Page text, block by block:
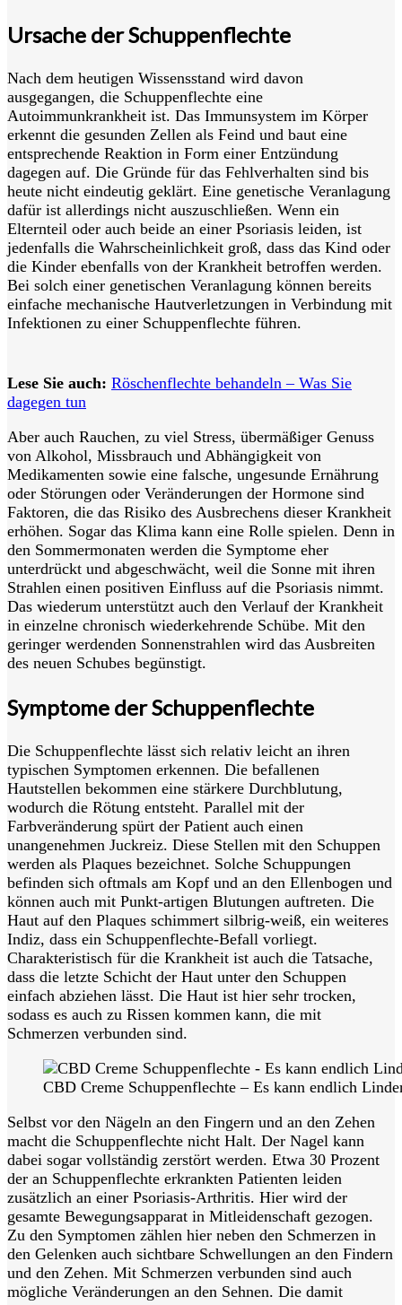
Ursache der Schuppenflechte
Nach dem heutigen Wissensstand wird davon
ausgegangen, die Schuppenflechte eine
Autoimmunkrankheit ist. Das Immunsystem im Körper
erkennt die gesunden Zellen als Feind und baut eine
entsprechende Reaktion in Form einer Entzündung
dagegen auf. Die Gründe für das Fehlverhalten sind bis
heute nicht eindeutig geklärt. Eine genetische Veranlagung
dafür ist allerdings nicht auszuschließen. Wenn ein
Elternteil oder auch beide an einer Psoriasis leiden, ist
jedenfalls die Wahrscheinlichkeit groß, dass das Kind oder
die Kinder ebenfalls von der Krankheit betroffen werden.
Bei solch einer genetischen Veranlagung können bereits
einfache mechanische Hautverletzungen in Verbindung mit
Infektionen zu einer Schuppenflechte führen.
Lese Sie auch: Röschenflechte behandeln – Was Sie
dagegen tun
Aber auch Rauchen, zu viel Stress, übermäßiger Genuss
von Alkohol, Missbrauch und Abhängigkeit von
Medikamenten sowie eine falsche, ungesunde Ernährung
oder Störungen oder Veränderungen der Hormone sind
Faktoren, die das Risiko des Ausbrechens dieser Krankheit
erhöhen. Sogar das Klima kann eine Rolle spielen. Denn in
den Sommermonaten werden die Symptome eher
unterdrückt und abgeschwächt, weil die Sonne mit ihren
Strahlen einen positiven Einfluss auf die Psoriasis nimmt.
Das wiederum unterstützt auch den Verlauf der Krankheit
in einzelne chronisch wiederkehrende Schübe. Mit den
geringer werdenden Sonnenstrahlen wird das Ausbreiten
des neuen Schubes begünstigt.
Symptome der Schuppenflechte
Die Schuppenflechte lässt sich relativ leicht an ihren
typischen Symptomen erkennen. Die befallenen
Hautstellen bekommen eine stärkere Durchblutung,
wodurch die Rötung entsteht. Parallel mit der
Farbveränderung spürt der Patient auch einen
unangenehmen Juckreiz. Diese Stellen mit den Schuppen
werden als Plaques bezeichnet. Solche Schuppungen
befinden sich oftmals am Kopf und an den Ellenbogen und
können auch mit Punkt-artigen Blutungen auftreten. Die
Haut auf den Plaques schimmert silbrig-weiß, ein weiteres
Indiz, dass ein Schuppenflechte-Befall vorliegt.
Charakteristisch für die Krankheit ist auch die Tatsache,
dass die letzte Schicht der Haut unter den Schuppen
einfach abziehen lässt. Die Haut ist hier sehr trocken,
sodass es auch zu Rissen kommen kann, die mit
Schmerzen verbunden sind.
CBD Creme Schuppenflechte – Es kann endlich
Selbst vor den Nägeln an den Fingern und an den Zehen
macht die Schuppenflechte nicht Halt. Der Nagel kann
dabei sogar vollständig zerstört werden. Etwa 30 Prozent
der an Schuppenflechte erkrankten Patienten leiden
zusätzlich an einer Psoriasis-Arthritis. Hier wird der
gesamte Bewegungsapparat in Mitleidenschaft gezogen.
Zu den Symptomen zählen hier neben den Schmerzen in
den Gelenken auch sichtbare Schwellungen an den Findern
und den Zehen. Mit Schmerzen verbunden sind auch
mögliche Veränderungen an den Sehnen. Die damit